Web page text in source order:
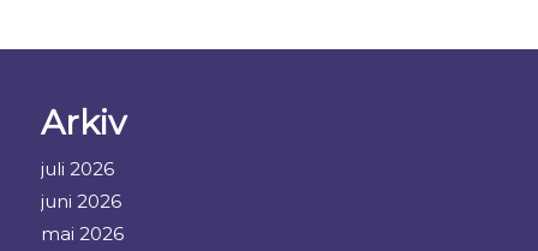
Arkiv
juli 2026
juni 2026
mai 2026